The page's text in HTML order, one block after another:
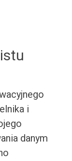
i
danym